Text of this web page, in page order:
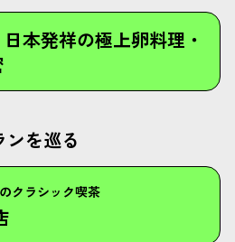
本発祥の極上卵料理・
を巡る
クラシック喫茶